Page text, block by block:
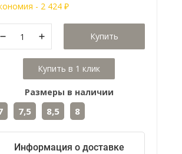
- 2 424 ₽
Купить
Размеры в наличии
7,5 8,5 8
Информация о доставке